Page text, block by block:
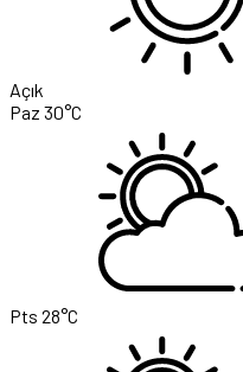
Açık
Paz 30°C
Pts 28°C